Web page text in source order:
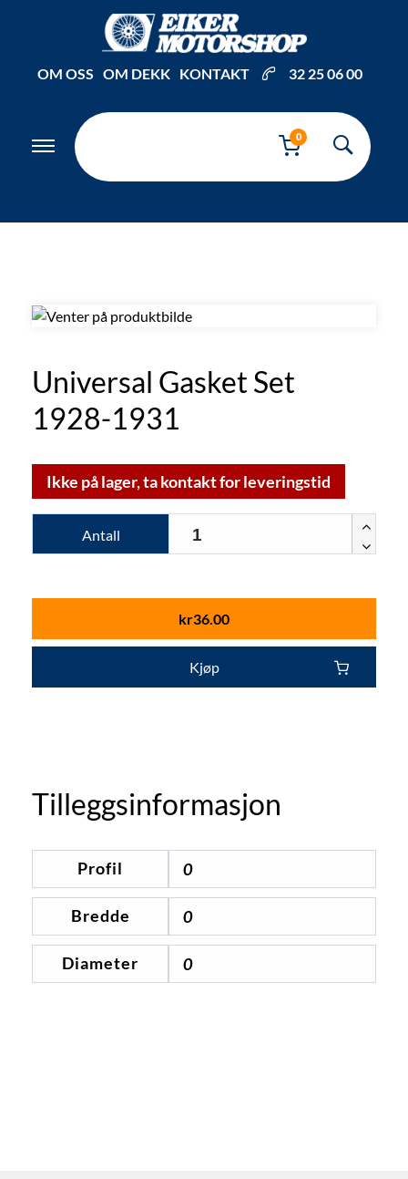
OM OSS OM DEKK KONTAKT 32 25 06 00
0
Universal Gasket Set
1928-1931
Ikke på lager, ta kontakt for leveringstid
Antall
kr36.00
Kjøp
Tilleggsinformasjon
Profil 0
Bredde 0
Diameter 0